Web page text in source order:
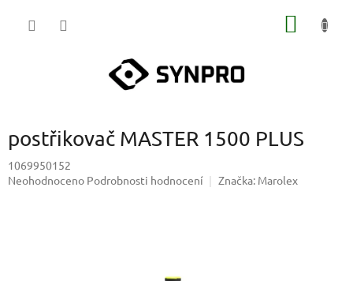
postřikovač MASTER 1500 PLUS
1069950152
Průměrné
Neohodnoceno Podrobnosti hodnocení Značka: Marolex